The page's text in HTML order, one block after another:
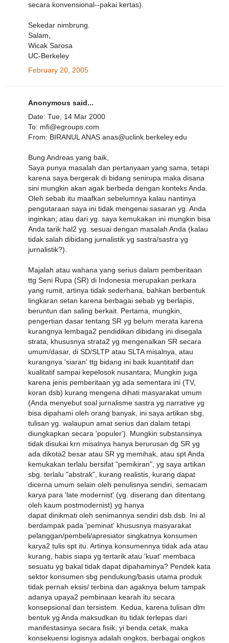
secara konvensional--pakai kertas).
Sekedar nimbrung.
Salam,
Wicak Sarosa
UC-Berkeley
February 20, 2005
Anonymous said...
Date: Tue, 14 Mar 2000
To: mfi@egroups.com
From: BIRANUL ANAS anas@uclink.berkeley.edu
Bung Andreas yang baik,
Saya punya masalah dan pertanyaan yang sama, tetapi
karena saya bergerak di bidang senirupa maka disana
sini mungkin akan agak berbeda dengan konteks Anda.
Oleh sebab itu maafkan sebelumnya kalau nantinya
pengutaraan saya ini tidak mengenai sasaran yg. Anda
inginkan; atau dari yg. saya kemukakan ini mungkin bisa
Anda tarik hal2 yg. sesuai dengan masalah Anda (kalau
tidak salah dibidang jurnalistik yg sastra/sastra yg
jurnalistik?).
Majalah atau wahana yang serius dalam pemberitaan
ttg Seni Rupa (SR) di Indonesia merupakan perkara
yang rumit, artinya tidak sederhana, bahkan berbentuk
lingkaran setan karena berbagai sebab yg berlapis,
beruntun dan saling berkait. Pertama, mungkin,
pengertian dasar tentang SR yg belum merata karena
kurangnya lembaga2 pendidikan dibidang ini disegala
strata, khususnya strata2 yg mengenalkan SR secara
umum/dasar, di SD/SLTP atau SLTA misalnya, atau
kurangnya 'siaran' ttg bidang ini baik kuantitatif dan
kualitatif sampai kepelosok nusantara; Mungkin juga
karena jenis pemberitaan yg ada sementara ini (TV,
koran dsb) kurang mengena dihati masyarakat umum
(Anda menyebut soal jurnalisme sastra yg narrative yg
bisa dipahami oleh orang banyak, ini saya artikan sbg,
tulisan yg. walaupun amat serius dan dalam tetapi
diungkapkan secara 'populer'). Mungkin substansinya
tidak disukai krn misalnya hanya berurusan dg SR yg
ada dikota2 besar atau SR yg memihak, atau spt Anda
kemukakan terlalu bersifat "pemikiran", yg saya artikan
sbg. terlalu "abstrak", kurang realistis, kurang dapat
dicerna umum selain oleh penulisnya sendiri, semacam
karya para 'late modernist' (yg. diserang dan ditentang
oleh kaum postmodernist) yg hanya
dapat dinikmati oleh senimannya sendiri dsb.dsb. Ini al
berdampak pada 'peminat' khususnya masyarakat
pelanggan/pembeli/apresiator singkatnya konsumen
karya2 tulis spt itu. Artinya konsumennya tidak ada atau
kurang, habis siapa yg tertarik atau 'kuat' membaca
sesuatu yg bakal tidak dapat dipahaminya? Pendek kata
sektor konsumen sbg pendukung/basis utama produk
tidak pernah eksis/ terbina dan agaknya belum tampak
adanya upaya2 pembinaan kearah itu secara
konsepsional dan tersistem. Kedua, karena tulisan dlm
bentuk yg Anda maksudkan itu tidak terlepas dari
manifestasinya secara fisik, yi benda cetak, maka
konsekuensi logisnya adalah ongkos, berbagai ongkos